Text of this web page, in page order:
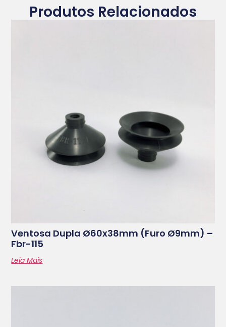
Produtos Relacionados
Ventosa Dupla Ø60x38mm (furo Ø9mm) –
Fbr-115
Leia Mais